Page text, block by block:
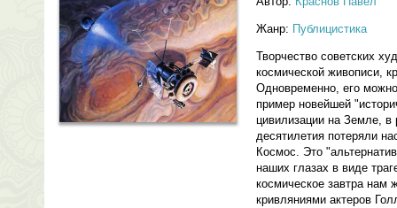
Жанр: Публицистика
Творчество советских
космической живописи,
Одновременно, его
пример новейшей
цивилизации на Земле, в
десятилетия потеряли
Космос. Это
наших глазах в виде
космическое завтра нам
кривляниями актеров